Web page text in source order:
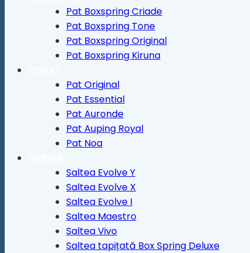
Pat Boxspring Criade
Pat Boxspring Tone
Pat Boxspring Original
Pat Boxspring Kiruna
Pat Original
Pat Essential
Pat Auronde
Pat Auping Royal
Pat Noa
Saltea Evolve Y
Saltea Evolve X
Saltea Evolve I
Saltea Maestro
Saltea Vivo
Saltea tapițată Box Spring Deluxe